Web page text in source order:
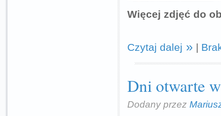
Więcej zdjęć do
Czytaj dalej |
Dni otwarte
Dodany przez